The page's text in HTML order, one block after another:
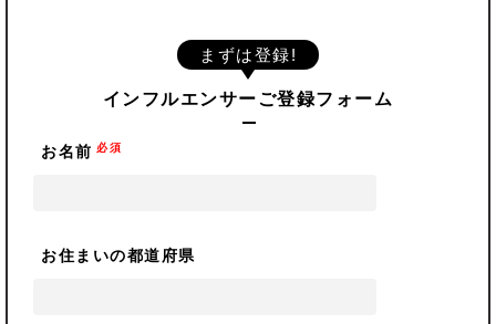
まずは登録!
インフルエンサーご登録フォーム
お名前 必須
お住まいの都道府県